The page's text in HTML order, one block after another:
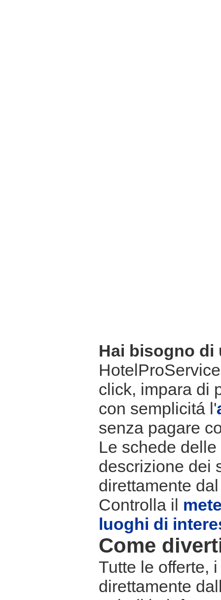
Hai bisogno di
click, impara di
con semplicitá l'
senza pagare
Le schede
descrizione dei
direttamente
Controlla il
luoghi di
Come
Tutte le offerte,
direttamente